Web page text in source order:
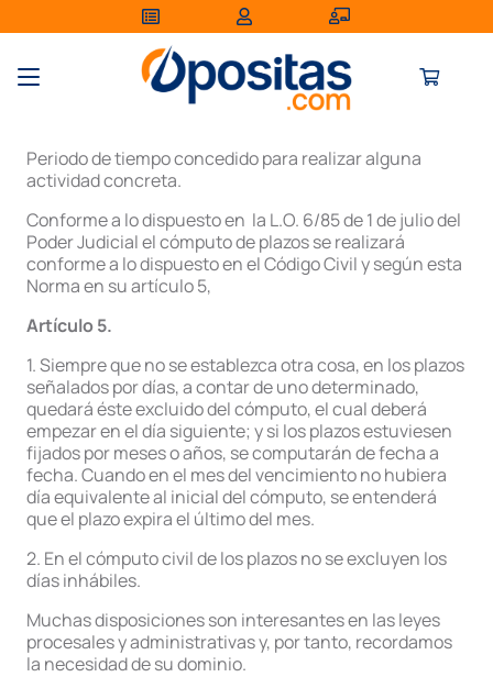
Periodo de tiempo concedido para realizar alguna
actividad concreta.
Conforme a lo dispuesto en la L.O. 6/85 de 1 de julio del
Poder Judicial el cómputo de plazos se realizará
conforme a lo dispuesto en el Código Civil y según esta
Norma en su artículo 5,
Artículo 5.
1. Siempre que no se establezca otra cosa, en los plazos
señalados por días, a contar de uno determinado,
quedará éste excluido del cómputo, el cual deberá
empezar en el día siguiente; y si los plazos estuviesen
fijados por meses o años, se computarán de fecha a
fecha. Cuando en el mes del vencimiento no hubiera
día equivalente al inicial del cómputo, se entenderá
que el plazo expira el último del mes.
2. En el cómputo civil de los plazos no se excluyen los
días inhábiles.
Muchas disposiciones son interesantes en las leyes
procesales y administrativas y, por tanto, recordamos
la necesidad de su dominio.